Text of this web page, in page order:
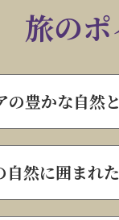
旅のポ
豊かな自然
然に囲まれ